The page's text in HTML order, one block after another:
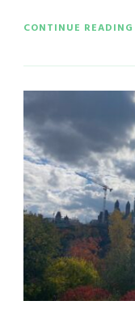
CONTINUE READING